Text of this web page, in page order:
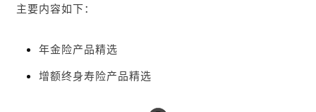
主要内容如下：
年金险产品精选
增额终身寿险产品精选